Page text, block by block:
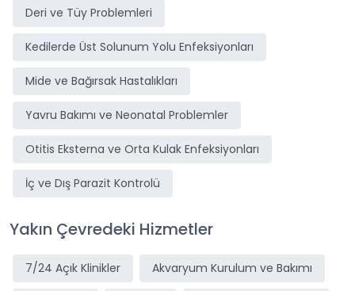
Deri ve Tüy Problemleri
Kedilerde Üst Solunum Yolu Enfeksiyonları
Mide ve Bağırsak Hastalıkları
Yavru Bakımı ve Neonatal Problemler
Otitis Eksterna ve Orta Kulak Enfeksiyonları
İç ve Dış Parazit Kontrolü
Yakın Çevredeki Hizmetler
7/24 Açık Klinikler Akvaryum Kurulum ve Bakımı